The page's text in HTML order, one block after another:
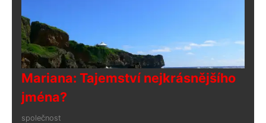
Mariana: Tajemství nejkrásnějšího
jména?
společnost